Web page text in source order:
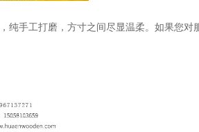
， 纯手工打磨，方寸之间尽显温柔 。如果您对